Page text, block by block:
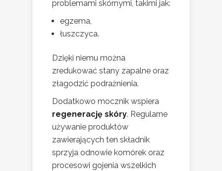
problemami skórnymi, takimi jak:
egzema,
łuszczyca.
Dzięki niemu można
zredukować stany zapalne oraz
złagodzić podrażnienia.
Dodatkowo mocznik wspiera
regenerację skóry. Regularne
używanie produktów
zawierających ten składnik
sprzyja odnowie komórek oraz
procesowi gojenia wszelkich